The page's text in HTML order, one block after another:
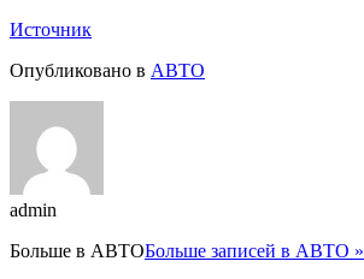
Источник
Опубликовано в АВТО
admin
Больше в АВТОБольше записей в АВТО »